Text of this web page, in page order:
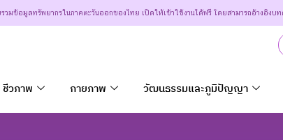
ข้อมูลทรัพยากรในภาคตะวันออกของไทย เปิดให้เข้าใช้งานได้ฟรี โดยสามารถอ้างอิงบ
ชีวภาพ กายภาพ วัฒนธรรมและภูมิปัญญา